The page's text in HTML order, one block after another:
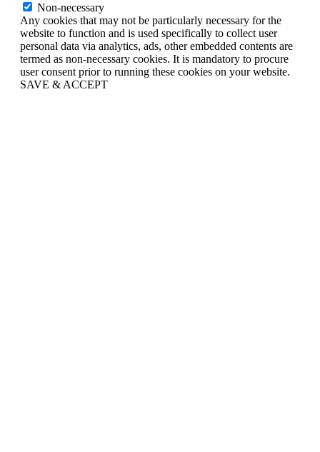
Non-necessary
Any cookies that may not be particularly necessary for the
website to function and is used specifically to collect user
personal data via analytics, ads, other embedded contents are
termed as non-necessary cookies. It is mandatory to procure
user consent prior to running these cookies on your website.
SAVE & ACCEPT